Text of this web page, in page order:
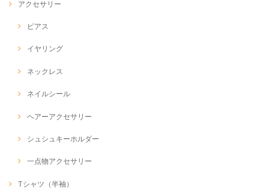
アクセサリー
ピアス
イヤリング
ネックレス
ネイルシール
ヘアーアクセサリー
シュシュキーホルダー
一点物アクセサリー
Tシャツ（半袖）